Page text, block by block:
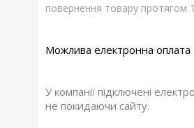
повернення товару протягом
У компанії підключені
не покидаючи сайту.